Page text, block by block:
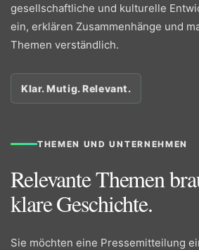
gesellschaftliche und kulturelle
ein, erklären Zusammenhänge und
Themen verständlich.
Klar. Mutig. Relevant.
THEMEN UND UNTERNEHMEN
Relevante Themen
klare Geschichte.
Sie möchten eine Pressemitteilung